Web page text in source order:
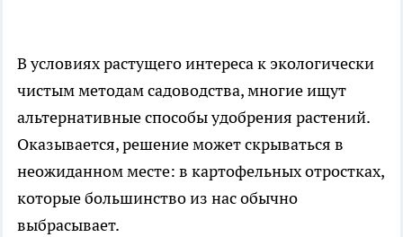
В условиях растущего интереса к экологически
чистым методам садоводства, многие ищут
альтернативные способы удобрения растений.
Оказывается, решение может скрываться в
неожиданном месте: в картофельных отростках,
которые большинство из нас обычно
выбрасывает.